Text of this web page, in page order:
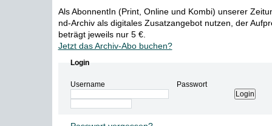
Als AbonnentIn (Print, Online und Kombi) unserer
nd-Archiv als digitales Zusatzangebot nutzen, der
beträgt jeweils nur 5 €.
Jetzt das Archiv-Abo buchen?
Login
Username Passwort